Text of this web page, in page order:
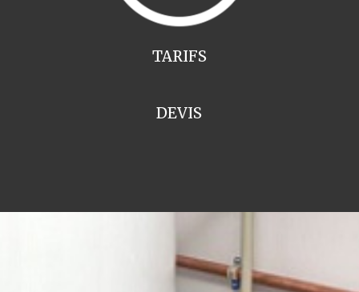
TARIFS
DEVIS